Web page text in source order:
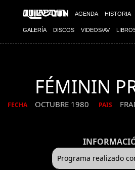
AGENDA HISTORIA
GALERÍA DISCOS VIDEOS/AV
FÉMININ
FECHA OCTUBRE 1980 PAIS
Programa realizado